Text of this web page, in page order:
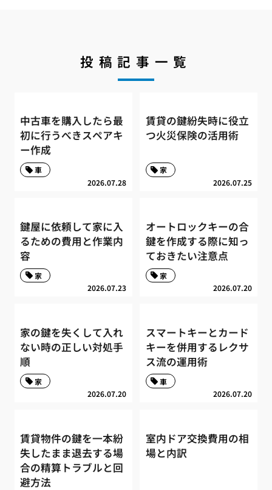
投稿記事一覧
中古車を購入したら最
初に行うべきスペアキ
ー作成
2026.07.28
車
賃貸の鍵紛失時に役立
つ火災保険の活用術
2026.07.25
家
鍵屋に依頼して家に入
るための費用と作業内
容
2026.07.23
家
オートロックキーの合
鍵を作成する際に知っ
ておきたい注意点
2026.07.20
家
家の鍵を失くして入れ
ない時の正しい対処手
順
2026.07.20
家
スマートキーとカード
キーを併用するレクサ
ス流の運用術
2026.07.20
車
賃貸物件の鍵を一本紛
失したまま退去する場
合の精算トラブルと回
避方法
室内ドア交換費用の相
場と内訳